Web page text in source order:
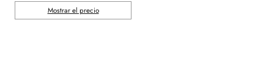
Mostrar el precio